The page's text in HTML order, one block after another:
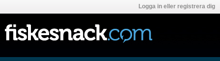
Logga in eller registrera dig